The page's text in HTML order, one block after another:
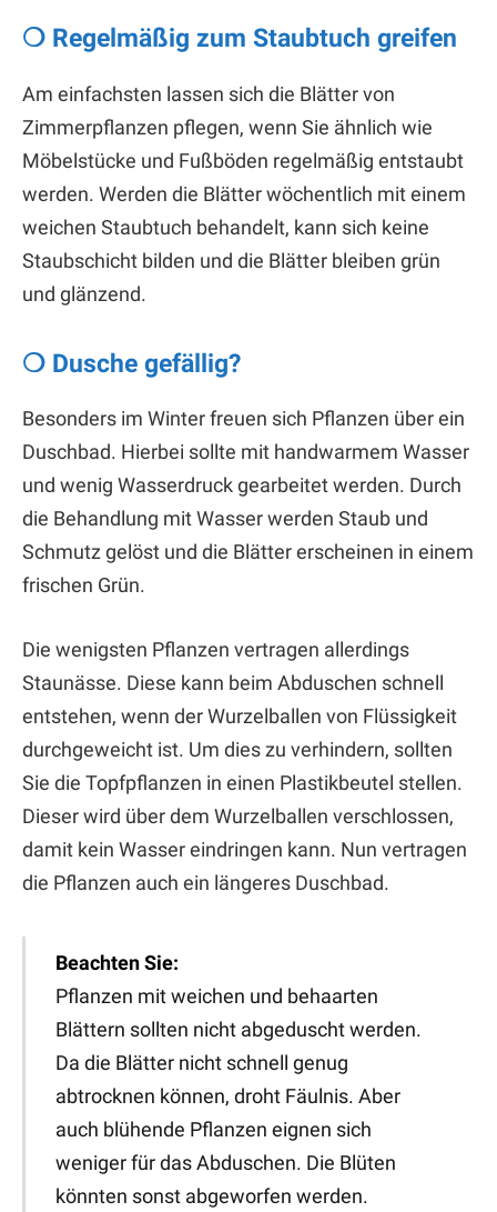
❍ Regelmäßig zum Staubtuch greifen
Am einfachsten lassen sich die Blätter von
Zimmerpflanzen pflegen, wenn Sie ähnlich wie
Möbelstücke und Fußböden regelmäßig entstaubt
werden. Werden die Blätter wöchentlich mit einem
weichen Staubtuch behandelt, kann sich keine
Staubschicht bilden und die Blätter bleiben grün
und glänzend.
❍ Dusche gefällig?
Besonders im Winter freuen sich Pflanzen über ein
Duschbad. Hierbei sollte mit handwarmem Wasser
und wenig Wasserdruck gearbeitet werden. Durch
die Behandlung mit Wasser werden Staub und
Schmutz gelöst und die Blätter erscheinen in einem
frischen Grün.
Die wenigsten Pflanzen vertragen allerdings
Staunässe. Diese kann beim Abduschen schnell
entstehen, wenn der Wurzelballen von Flüssigkeit
durchgeweicht ist. Um dies zu verhindern, sollten
Sie die Topfpflanzen in einen Plastikbeutel stellen.
Dieser wird über dem Wurzelballen verschlossen,
damit kein Wasser eindringen kann. Nun vertragen
die Pflanzen auch ein längeres Duschbad.
Beachten Sie:
Pflanzen mit weichen und behaarten
Blättern sollten nicht abgeduscht werden.
Da die Blätter nicht schnell genug
abtrocknen können, droht Fäulnis. Aber
auch blühende Pflanzen eignen sich
weniger für das Abduschen. Die Blüten
könnten sonst abgeworfen werden.